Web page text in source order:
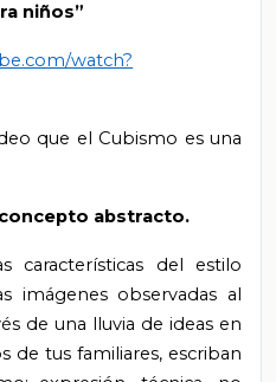
niños”
watch?
que el Cubismo es una
abstracto.
características del estilo
imágenes observadas al
de una lluvia de ideas en
de tus familiares, escriban